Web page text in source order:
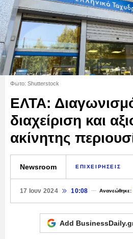
Φωτο: Shutterstock
ΕΛΤΑ:
διαχείριση και
ακίνητης
Newsroom ΕΠΙΧΕΙΡΗΣΕΙΣ
17 Ιουν 2024 10:08 Ανανεώθηκε:
Add